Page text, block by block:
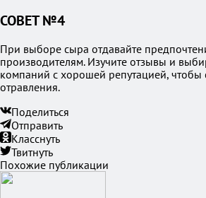
СОВЕТ №4
При выборе сыра отдавайте
производителям. Изучите отзывы и
компаний с хорошей репутацией, чтобы
отравления.
Поделиться
Отправить
Класснуть
Твитнуть
Похожие публикации